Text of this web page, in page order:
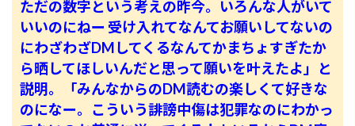
ただの数字という考えの昨今。いろんな人がいて
いいのにねー 受け入れてなんてお願いしてないの
にわざわざDMしてくるなんてかまちょすぎたか
ら晒してほしいんだと思って願いを叶えたよ」と
説明。「みんなからのDM読むの楽しくて好きな
のになー。こういう誹謗中傷は犯罪なのにわかっ